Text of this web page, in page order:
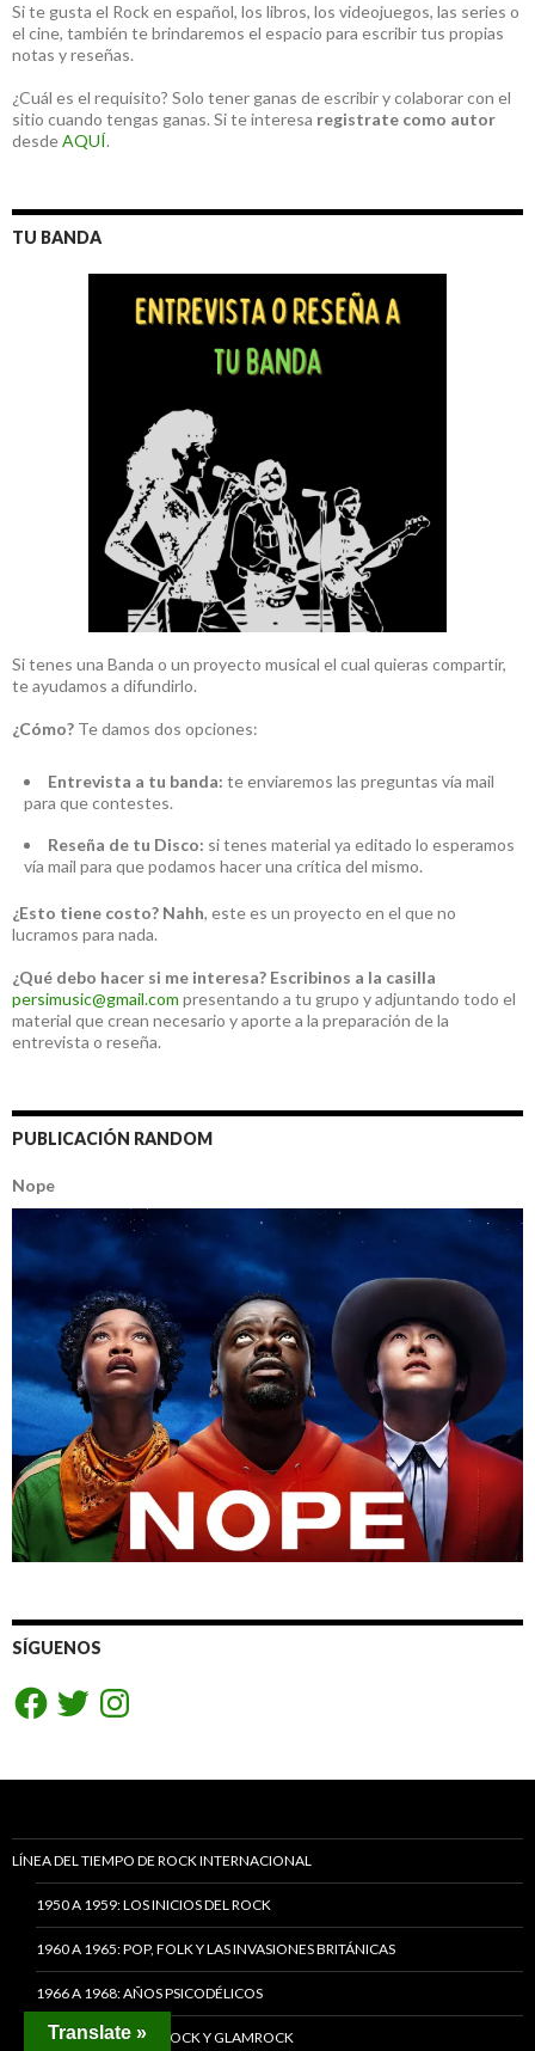
Si te gusta el Rock en español, los libros, los videojuegos, las series o
el cine, también te brindaremos el espacio para escribir tus propias
notas y reseñas.
¿Cuál es el requisito? Solo tener ganas de escribir y colaborar con el
sitio cuando tengas ganas. Si te interesa registrate como autor
desdeAQUÍ.
TU BANDA
Si tenes una Banda o un proyecto musical el cual quieras compartir,
te ayudamos a difundirlo.
¿Cómo? Te damos dos opciones:
Entrevista a tu banda: te enviaremos las preguntas vía mail
para que contestes.
Reseña de tu Disco: si tenes material ya editado lo esperamos
vía mail para que podamos hacer una crítica del mismo.
¿Esto tiene costo? Nahh, este es un proyecto en el que no
lucramos para nada.
¿Qué debo hacer si me interesa? Escribinos a la casilla
persimusic@gmail.com presentando a tu grupo y adjuntando todo el
material que crean necesario y aporte a la preparación de la
entrevista o reseña.
PUBLICACIÓN RANDOM
Nope
SÍGUENOS
FacebookTwitterInstagram
LÍNEA DEL TIEMPO DE ROCK INTERNACIONAL
1950 A 1959: LOS INICIOS DEL ROCK
1960 A 1965: POP, FOLK Y LAS INVASIONES BRITÁNICAS
1966 A 1968: AÑOS PSICODÉLICOS
1969 A 1972: HARDROCK Y GLAMROCK
Translate »